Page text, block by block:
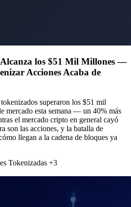
los $51 Mil Millones —
Acciones Acaba de
superaron los $51 mil
mercado esta semana — un 40% más
el mercado cripto en general cayó
son las acciones, y la batalla de
llegan a la cadena de bloques ya
Tokenizadas +3